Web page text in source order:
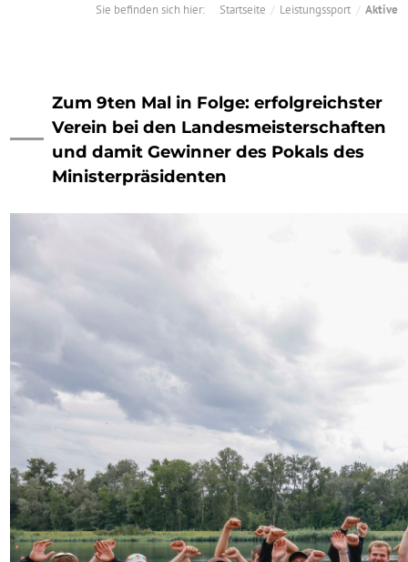
Sie befinden sich hier: Startseite Leistungssport Aktive
Zum 9ten Mal in Folge: erfolgreichster
Verein bei den Landesmeisterschaften
und damit Gewinner des Pokals des
Ministerpräsidenten